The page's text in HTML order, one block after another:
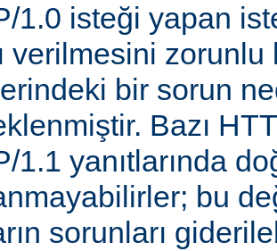
1.0 isteği yapan
verilmesini zorunlu
bir sorun
Bazı
1.1 yanıtlarında
bu
sorunları